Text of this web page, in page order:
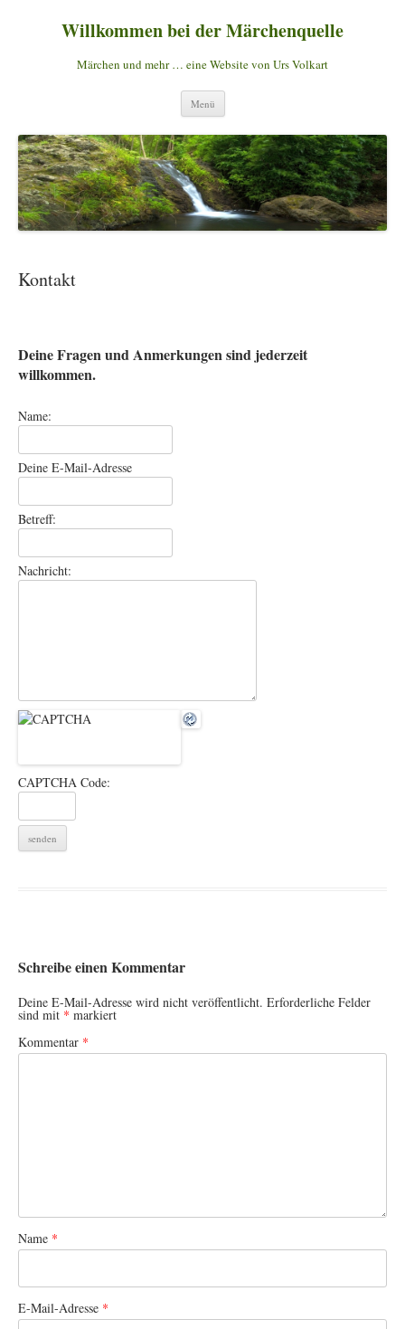
Willkommen bei der Märchenquelle
Märchen und mehr … eine Website von Urs Volkart
Menü Zum
springen
Kontakt
Deine Fragen und Anmerkungen sind jederzeit
willkommen.
Name:
Deine E-Mail-Adresse
Betreff:
Nachricht:
CAPTCHA Code:
Schreibe einen Kommentar
Deine E-Mail-Adresse wird nicht veröffentlicht. Erforderliche Felder
sind mit * markiert
Kommentar *
Name *
E-Mail-Adresse *